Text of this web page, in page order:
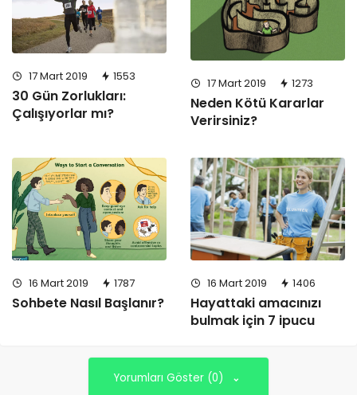
17 Mart 2019 1553
30 Gün Zorlukları:
Çalışıyorlar mı?
17 Mart 2019 1273
Neden Kötü Kararlar
Verirsiniz?
16 Mart 2019 1787
Sohbete Nasıl Başlanır?
16 Mart 2019 1406
Hayattaki amacınızı
bulmak için 7 ipucu
Yorumları Göster (0)